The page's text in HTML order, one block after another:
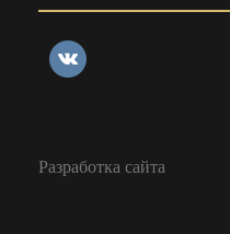
Разработка сайта